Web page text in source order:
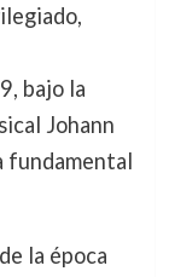
bajo la
Johann
fundamental
la época